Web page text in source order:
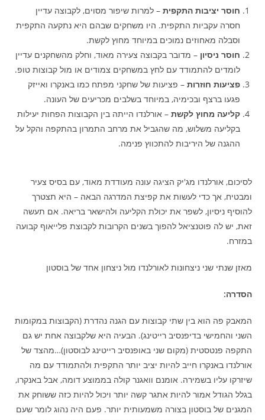
חוסר יציבות התקפית – למרות שיפור מסוים, לקבוצה עדיין
חסרה עקביות התקפית. היו משחקים שבהם היא נתקעה התקפית
וסבלה מאחוזים נמוכים במיוחד מחוץ לקשת.
חוסר ניסיון – מדובר בקבוצה צעירה מאוד, וחלק מהשחקנים עדיין
לומדים להתמודד עם לחץ במשחקים צמודים או מול קבוצות טופ.
פציעות חוזרות – פציעות של שחקני מפתח כמו באנקרו ואייזק
פגעו ברצף ובכימיה, במיוחד בשלבים מכריעים של העונה.
קליעה מחוץ לקשת – אורלנדו הייתה בין הקבוצות הפחות יעילות
בקליעה משלוש, מה שהגביל את מרחב התמרון בהתקפה והקל על
ההגנה של היריבות להתכווץ פנימה.
לסיכום, אורלנדו מג'יק הציגה עונה מעודדת מאוד, עם בסיס צעיר
ומבטיח, אך כדי לעשות את קפיצת המדרגה הבאה – היא תצטרך
להוסיף ניסיון, לשפר את יכולת הקליעה ולהישאר בריאה. אם תעשה
זאת, יש לה פוטנציאל להפוך בשנים הקרובות לקבוצת פלייאוף קבועה
במזרח.
מאזן שנתי שני ניצחונות לאורלנדו מול ניצחון אחד של בוסטון
הסדרה:
המאבק פה הוא בין שתי קבוצות עם הגנה נהדרת (הקבוצות במקומות
השני והחמישי בדיפנסיב רייטינג). הבעיה היא שלקבוצה אחת יש גם
התקפה פנטסטית (מקום שני באופנסיב רייטינג לבוסטון)…מהצד של
אורלנדו באנקרו חייב להיות יציב יותר התקפית ולהתמודד עם מה
שיזרקו עליו בשמירה. אומנם וואגנר קולה בממוצע דומה, אבל באנקרו,
בגלל הגודל אמור להיות אתגר קשה יותר ויכול להיות כזה ששוחק את
המגנים של בוסטון בצורה משמעותית יותר. פעם היה נהוג לומר שעם